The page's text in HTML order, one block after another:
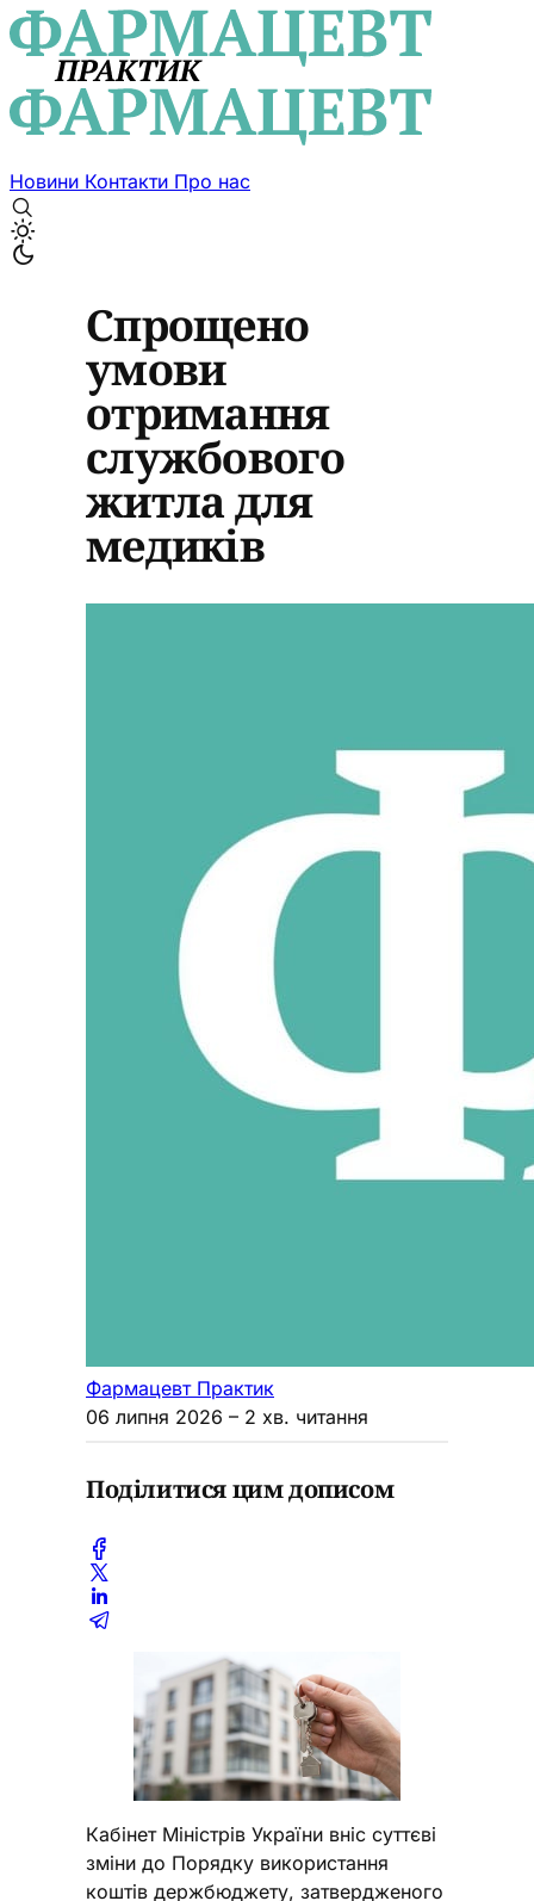
Новини Контакти Про нас
Спрощено
умови
отримання
службового
житла для
медиків
Фармацевт Практик
06 липня 2026 – 2 хв. читання
Поділитися цим дописом
Кабінет Міністрів України вніс суттєві
зміни до Порядку використання
коштів держбюджету, затвердженого